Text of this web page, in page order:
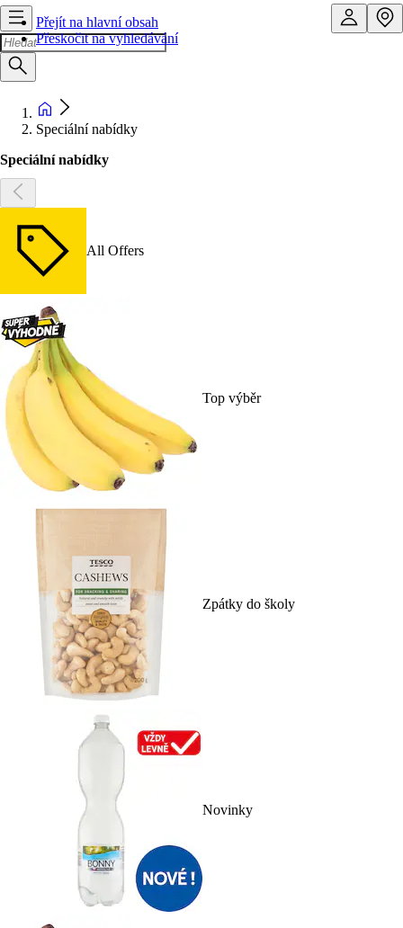
Přejít na hlavní obsah
Přeskočit na vyhledávání
Speciální nabídky
Speciální nabídky
All Offers
Top výběr
Zpátky do školy
Novinky